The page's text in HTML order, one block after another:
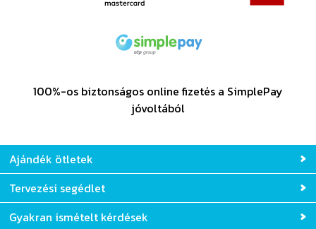
100%-os biztonságos online fizetés a SimplePay
jóvoltából
Ajándék ötletek
Tervezési segédlet
Gyakran ismételt kérdések